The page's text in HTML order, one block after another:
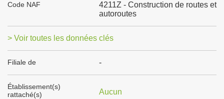
Code NAF
4211Z - Construction de routes et
autoroutes
> Voir toutes les données clés
Filiale de -
Établissement(s)
rattaché(s)
Aucun